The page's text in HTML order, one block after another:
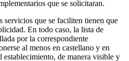
que se solicitaran.
servicios que se faciliten tienen que
En todo caso, la lista de
por la correspondiente
al menos en castellano y en
establecimiento, de manera visible y